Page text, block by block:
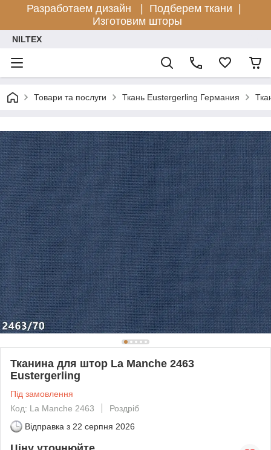
Разработаем дизайн |
Подберем ткани |
Изготовим шторы
NILTEX
Товари та послуги Ткань Eustergerling Германия
Тканина для штор La Manche 2463
Eustergerling
Під замовлення
Код: La Manche 2463
Роздріб
Відправка з 22 серпня 2026